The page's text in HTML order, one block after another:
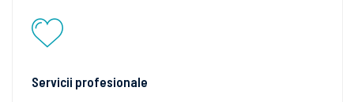
Servicii profesionale